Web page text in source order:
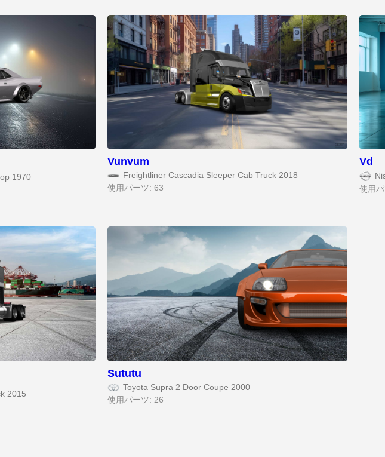
1970
Vunvum
Freightliner Cascadia Sleeper Cab Truck 2018
使用パーツ: 63
Vd
使用
2015
Sututu
Toyota Supra 2 Door Coupe 2000
使用パーツ: 26